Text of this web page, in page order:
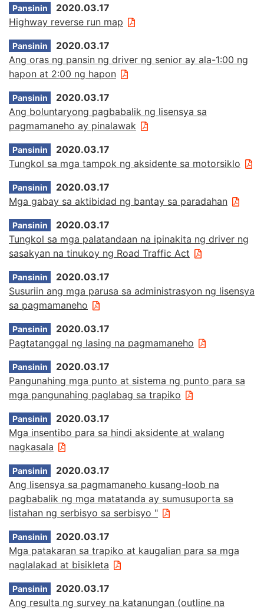
Pansinin
2020.03.17
Highway reverse run map
Pansinin
2020.03.17
Ang oras ng pansin ng driver ng senior ay ala-1:00 ng
hapon at 2:00 ng hapon
Pansinin
2020.03.17
Ang boluntaryong pagbabalik ng lisensya sa
pagmamaneho ay pinalawak
Pansinin
2020.03.17
Tungkol sa mga tampok ng aksidente sa motorsiklo
Pansinin
2020.03.17
Mga gabay sa aktibidad ng bantay sa paradahan
Pansinin
2020.03.17
Tungkol sa mga palatandaan na ipinakita ng driver ng
sasakyan na tinukoy ng Road Traffic Act
Pansinin
2020.03.17
Susuriin ang mga parusa sa administrasyon ng lisensya
sa pagmamaneho
Pansinin
2020.03.17
Pagtatanggal ng lasing na pagmamaneho
Pansinin
2020.03.17
Pangunahing mga punto at sistema ng punto para sa
mga pangunahing paglabag sa trapiko
Pansinin
2020.03.17
Mga insentibo para sa hindi aksidente at walang
nagkasala
Pansinin
2020.03.17
Ang lisensya sa pagmamaneho kusang-loob na
pagbabalik ng mga matatanda ay sumusuporta sa
listahan ng serbisyo sa serbisyo "
Pansinin
2020.03.17
Mga patakaran sa trapiko at kaugalian para sa mga
naglalakad at bisikleta
Pansinin
2020.03.17
Ang resulta ng survey na katanungan (outline na